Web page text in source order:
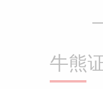
牛熊